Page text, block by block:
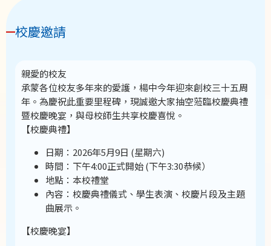
校慶邀請
親愛的校友
承蒙各位校友多年來的愛護，楊中今年迎來創校三十五周
年。為慶祝此重要里程碑，現誠邀大家抽空蒞臨校慶典禮
暨校慶晚宴，與母校師生共享校慶喜悅。
【校慶典禮】
日期：2026年5月9日 (星期六)
時間：下午4:00正式開始 (下午3:30恭候）
地點：本校禮堂
內容：校慶典禮儀式、學生表演、校慶片段及主題
曲展示。
【校慶晚宴】